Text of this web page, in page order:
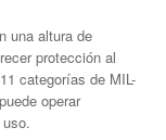
una altura de
protección al
categorías de MIL-
operar